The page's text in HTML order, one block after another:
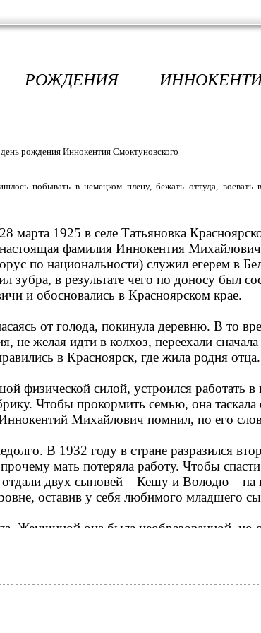
побывать в немецком плену, бежать оттуда, воевать
марта 1925 в селе Татьяновка
настоящая фамилия Иннокентия
по национальности) служил егерем в
зубра, в результате чего по доносу был
и обосновались в Красноярском крае.
от голода, покинула деревню. В то
не желая идти в колхоз, переехали
в Красноярск, где жила родня отца.
физической силой, устроился работать в
Чтобы прокормить семью, она таскала
Михайлович помнил, по его
В 1932 году в стране разразился
мать потеряла работу. Чтобы
двух сыновей – Кешу и Володю – на
оставив у себя любимого младшего
Женщиной она была необразованной, но
Но не все было так гладко.
Защищать тетку значило предать мать, и